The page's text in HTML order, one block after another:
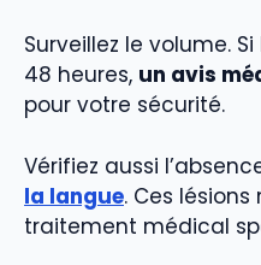
Surveillez le volume.
48 heures, un avis
pour votre sécurité.
Vérifiez aussi
la langue. Ces
traitement médical